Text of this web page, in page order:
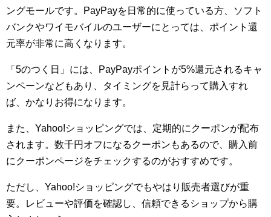
ングモールです。PayPayを日常的に使っている方、ソフト
バンクやワイモバイルのユーザーにとっては、ポイント還
元率が非常に高くなります。
「5のつく日」には、PayPayポイントが5%還元されるキャ
ンペーンなどもあり、タイミングを見計らって購入すれ
ば、かなりお得になります。
また、Yahoo!ショッピングでは、定期的にクーポンが配布
されます。数千円オフになるクーポンもあるので、購入前
にクーポンページをチェックするのがおすすめです。
ただし、Yahoo!ショッピングでもやはり販売者選びが重
要。レビューや評価を確認し、信頼できるショップから購